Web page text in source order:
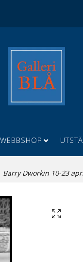
Barry Dworkin 10-23